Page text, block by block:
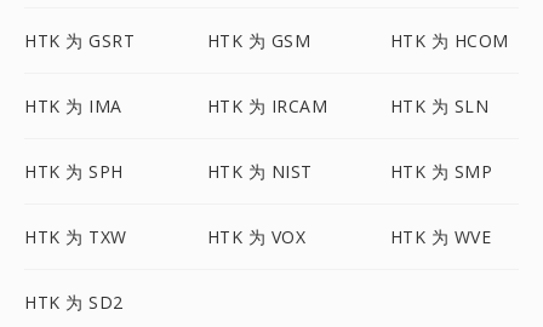
HTK 为 GSRT HTK 为 GSM HTK 为 HCOM
HTK 为 IMA HTK 为 IRCAM HTK 为 SLN
HTK 为 SPH HTK 为 NIST HTK 为 SMP
HTK 为 TXW HTK 为 VOX HTK 为 WVE
HTK 为 SD2